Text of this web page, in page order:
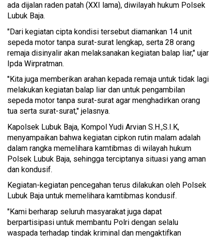
ada dijalan raden patah (XXI lama), diwilayah hukum Polsek
Lubuk Baja.
"Dari kegiatan cipta kondisi tersebut diamankan 14 unit
sepeda motor tanpa surat-surat lengkap, serta 28 orang
remaja disinyalir akan melaksanakan kegiatan balap liar," ujar
Ipda Wirpratman.
"Kita juga memberikan arahan kepada remaja untuk tidak lagi
melakukan kegiatan balap liar dan untuk pengambilan
sepeda motor tanpa surat-surat agar menghadirkan orang
tua serta surat-surat," jelasnya.
Kapolsek Lubuk Baja, Kompol Yudi Arvian S.H.,S.I.K,
menyampaikan bahwa kegiatan cipkon rutin malam adalah
dalam rangka memelihara kamtibmas di wilayah hukum
Polsek Lubuk Baja, sehingga terciptanya situasi yang aman
dan kondusif.
Kegiatan-kegiatan pencegahan terus dilakukan oleh Polsek
Lubuk Baja untuk memelihara kamtibmas kondusif.
"Kami berharap seluruh masyarakat juga dapat
berpartisipasi untuk membantu Polri dengan selalu
waspada terhadap tindak kriminal dan mengaktifkan